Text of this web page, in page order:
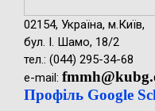
РІШЕННЯ
ЗАСІДАННЯ
2021 року
ПОРЯДОК
РІШЕННЯ
ЗАСІДАННЯ
березня 2021
02154, Україна, м.Київ,
бул. І. Шамо, 18/2
тел.: (044) 295-34-68
e-mail:
Профіль Google